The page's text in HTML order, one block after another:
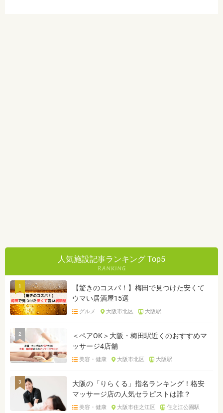
人気施設記事ランキング Top5
1
【驚きのコスパ！】梅田で見つけた安くて
ウマい居酒屋15選
グルメ 大阪市北区 大阪駅
2
＜ペアOK＞大阪・梅田駅近くのおすすめマ
ッサージ4店舗
美容・健康 大阪市北区 大阪駅
3
大阪の「りらくる」指名ランキング！格安
マッサージ店の人気セラピストは誰？
美容・健康 大阪市住之江区 住之江公園駅